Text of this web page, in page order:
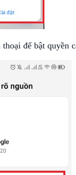
để bật quyền